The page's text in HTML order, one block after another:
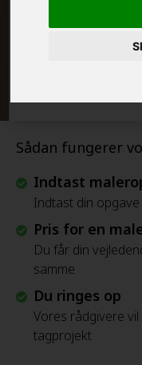
Sådan fungerer
Indtast
Indtast din
Pris for en
Du får din
samme
Du ringes op
Vores rådgivere
tagprojekt